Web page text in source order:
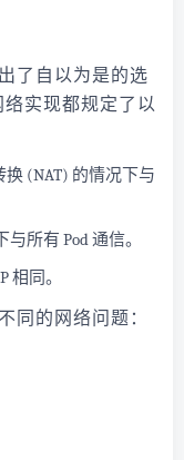
了自以为是的选
实现都规定了以
(NAT) 的情况下与
所有 Pod 通信。
相同。
同的网络问题：